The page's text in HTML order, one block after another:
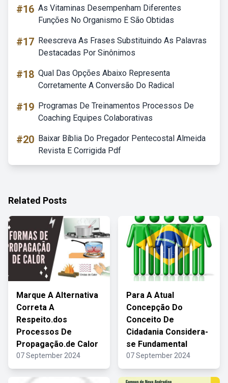
#16 As Vitaminas Desempenham Diferentes
Funções No Organismo E São Obtidas
#17 Reescreva As Frases Substituindo As Palavras
Destacadas Por Sinônimos
#18 Qual Das Opções Abaixo Representa
Corretamente A Conversão Do Radical
#19 Programas De Treinamentos Processos De
Coaching Equipes Colaborativas
#20 Baixar Bíblia Do Pregador Pentecostal Almeida
Revista E Corrigida Pdf
Related Posts
Marque A Alternativa
Correta A
Respeito.dos
Processos De
Propagação.de Calor
07 September 2024
Para A Atual
Concepção Do
Conceito De
Cidadania Considera-
se Fundamental
07 September 2024